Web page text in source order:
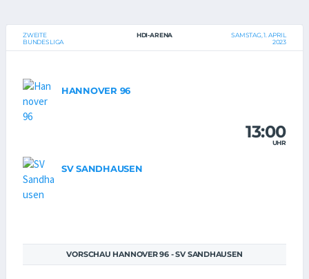
ZWEITE
BUNDESLIGA
HDI-ARENA
SAMSTAG, 1. APRIL
2023
HANNOVER 96
13:00
UHR
SV SANDHAUSEN
VORSCHAU HANNOVER 96 - SV SANDHAUSEN